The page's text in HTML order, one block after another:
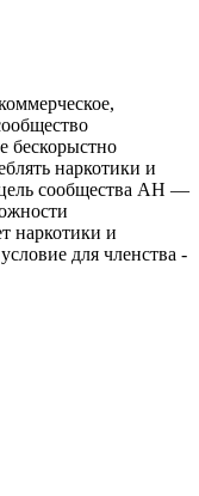
бескорыстно
наркотики и
цель сообщества АН —
наркотики и
для членства -